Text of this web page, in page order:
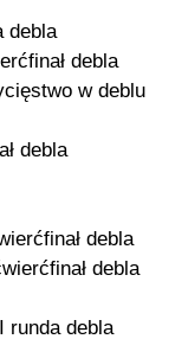
debla
debla
w deblu
debla
debla
debla
runda debla